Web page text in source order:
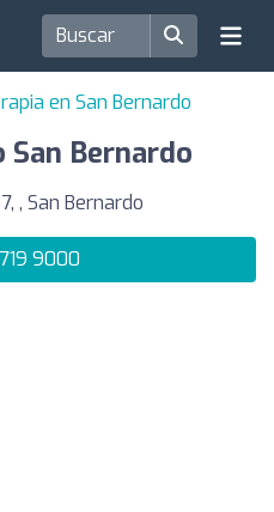
en San Bernardo
San Bernardo
, San Bernardo
9000